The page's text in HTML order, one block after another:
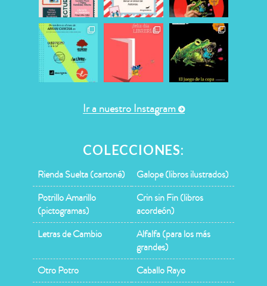
Ir a nuestro Instagram
COLECCIONES:
Rienda Suelta (cartoné)
Galope (libros ilustrados)
Potrillo Amarillo
(pictogramas)
Crin sin Fin (libros
acordeón)
Letras de Cambio
Alfalfa (para los más
grandes)
Otro Potro
Caballo Rayo